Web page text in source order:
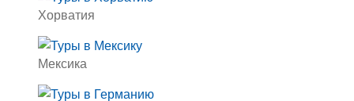
Хорватия
Мексика